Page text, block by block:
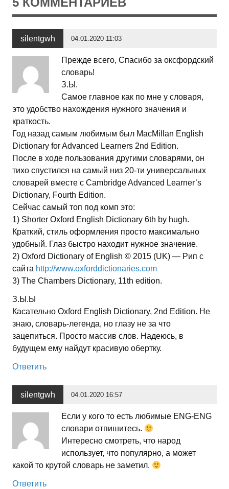
silentgwh 04.01.2020 11:03
Прежде всего, Спасибо за оксфордский
словарь!
З.Ы.
Самое главное как по мне у словаря,
это удобство нахождения нужного значения и
краткость.
Год назад самым любимым был MacMillan English
Dictionary for Advanced Learners 2nd Edition.
После в ходе пользования другими словарями, он
тихо спустился на самый низ 20-ти универсальных
словарей вместе с Cambridge Advanced Learner’s
Dictionary, Fourth Edition.
Сейчас самый топ под комп это:
1) Shorter Oxford English Dictionary 6th by hugh.
Краткий, стиль оформления просто максимально
удобный. Глаз быстро находит нужное значение.
2) Oxford Dictionary of English © 2015 (UK) — Рип с
сайта http://www.oxforddictionaries.com
3) The Chambers Dictionary, 11th edition.
З.Ы.Ы
Касательно Oxford English Dictionary, 2nd Edition. Не
знаю, словарь-легенда, но глазу не за что
зацепиться. Просто массив слов. Надеюсь, в
будущем ему найдут красивую обертку.
Ответить
silentgwh 04.01.2020 16:57
Если у кого то есть любимые ENG-ENG
словари отпишитесь.
Интересно смотреть, что народ
использует, что популярно, а может
какой то крутой словарь не заметил.
Ответить